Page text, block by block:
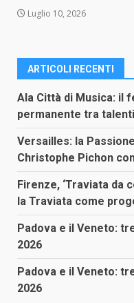
Luglio 10, 2026
ARTICOLI RECENTI
Ala Città di Musica: il
permanente tra
Versailles: la
Christophe Pichon
Firenze, ‘Traviata da
la Traviata come
Padova e il Veneto:
2026
Padova e il Veneto:
2026